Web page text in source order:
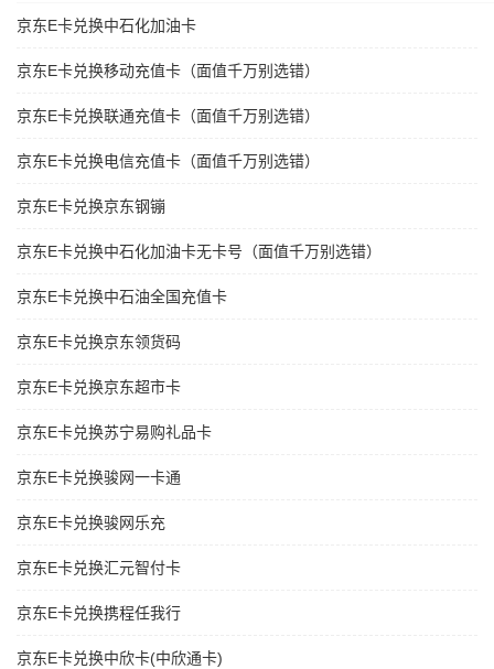
京东E卡兑换中石化加油卡
京东E卡兑换移动充值卡（面值千万别选错）
京东E卡兑换联通充值卡（面值千万别选错）
京东E卡兑换电信充值卡（面值千万别选错）
京东E卡兑换京东钢镚
京东E卡兑换中石化加油卡无卡号（面值千万别选错）
京东E卡兑换中石油全国充值卡
京东E卡兑换京东领货码
京东E卡兑换京东超市卡
京东E卡兑换苏宁易购礼品卡
京东E卡兑换骏网一卡通
京东E卡兑换骏网乐充
京东E卡兑换汇元智付卡
京东E卡兑换携程任我行
京东E卡兑换中欣卡(中欣通卡)